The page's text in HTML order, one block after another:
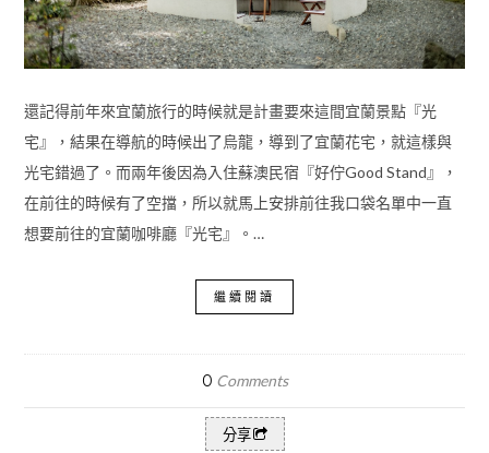
還記得前年來宜蘭旅行的時候就是計畫要來這間宜蘭景點『光
宅』，結果在導航的時候出了烏龍，導到了宜蘭花宅，就這樣與
光宅錯過了。而兩年後因為入住蘇澳民宿『好佇Good Stand』，
在前往的時候有了空擋，所以就馬上安排前往我口袋名單中一直
想要前往的宜蘭咖啡廳『光宅』。…
繼續閱讀
0 Comments
分享